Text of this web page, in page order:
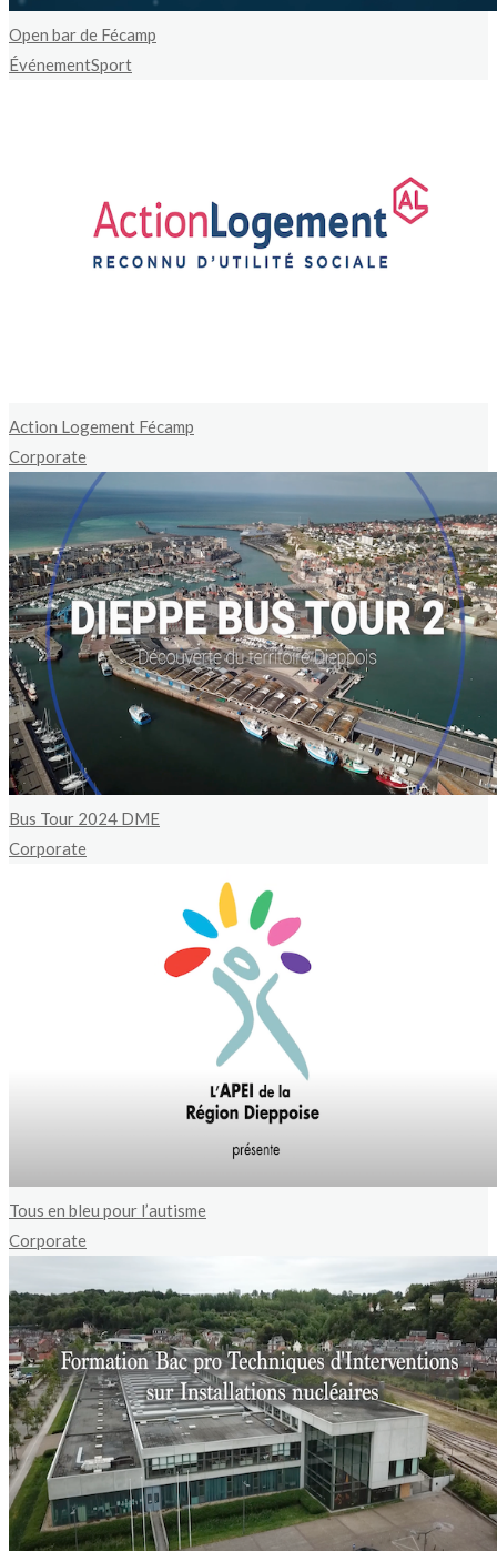
Open bar de Fécamp
ÉvénementSport
Action Logement Fécamp
Corporate
Bus Tour 2024 DME
Corporate
Tous en bleu pour l’autisme
Corporate